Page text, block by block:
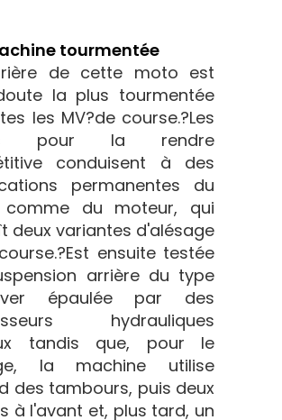
tourmentée
de cette moto est
la plus tourmentée
les MV?de course.?Les
pour la rendre
conduisent à des
permanentes du
comme du moteur, qui
deux variantes d'alésage
ensuite testée
arrière du type
épaulée par des
hydrauliques
tandis que, pour le
la machine utilise
des tambours, puis deux
à l'avant et, plus tard, un